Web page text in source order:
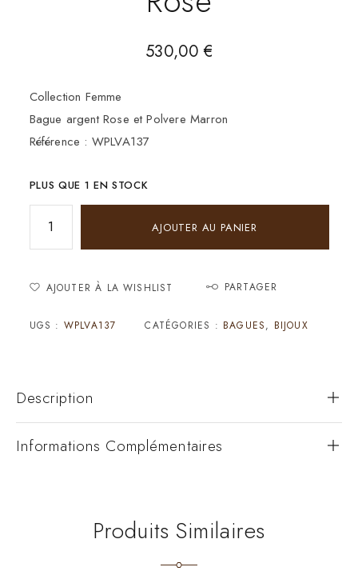
530,00€
Collection Femme
Bague argent Rose et Polvere Marron
Référence : WPLVA137
PLUS QUE 1 EN STOCK
AJOUTER AU PANIER
AJOUTER À LA WISHLIST PARTAGER
UGS : WPLVA137 CATÉGORIES : BAGUES, BIJOUX
Description
Informations Complémentaires
Produits Similaires